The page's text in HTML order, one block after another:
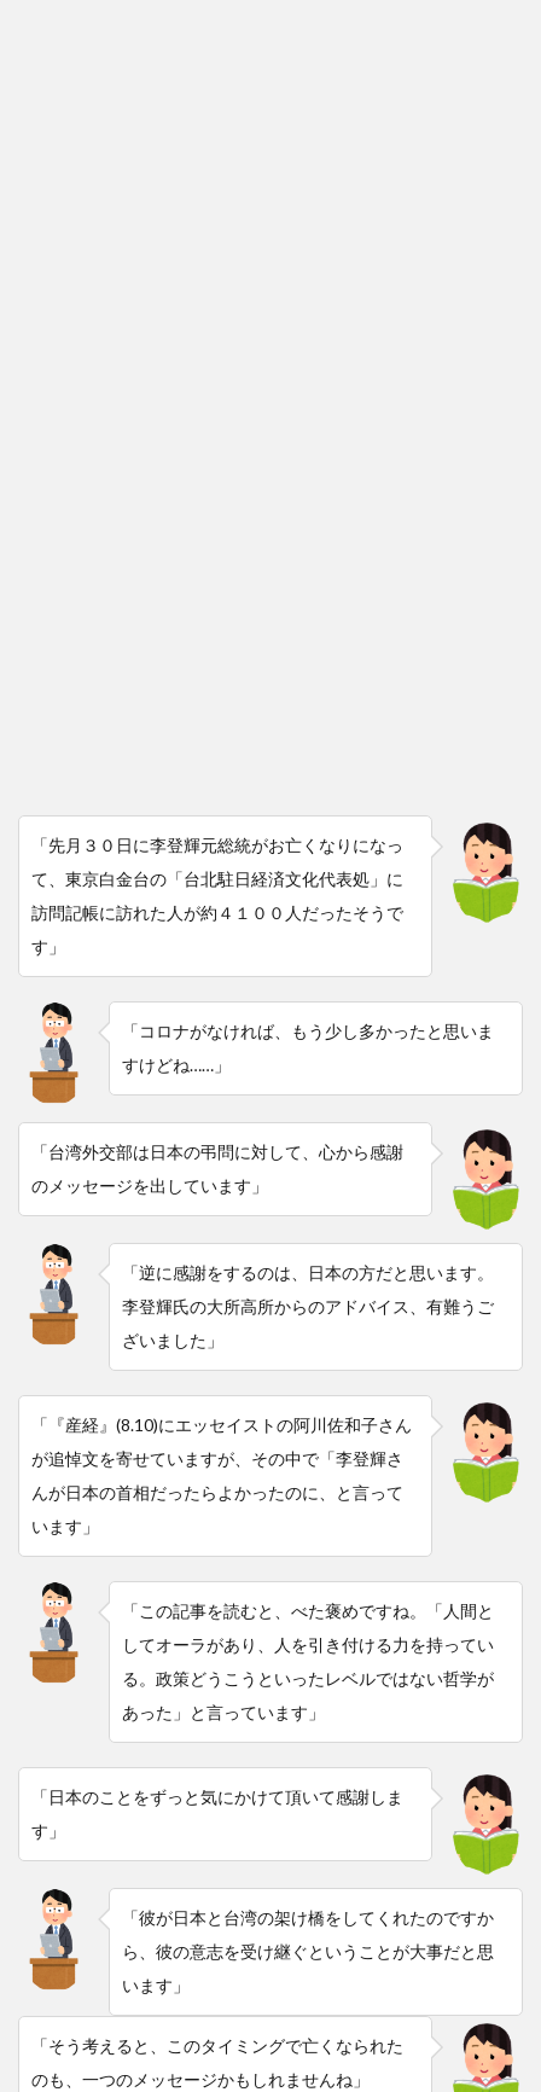
「先月３０日に李登輝元総統がお亡くなりになっ
て、東京白金台の「台北駐日経済文化代表処」に
訪問記帳に訪れた人が約４１００人だったそうで
す」
「コロナがなければ、もう少し多かったと思いま
すけどね……」
「台湾外交部は日本の弔問に対して、心から感謝
のメッセージを出しています」
「逆に感謝をするのは、日本の方だと思います。
李登輝氏の大所高所からのアドバイス、有難うご
ざいました」
「『産経』(8.10)にエッセイストの阿川佐和子さん
が追悼文を寄せていますが、その中で「李登輝さ
んが日本の首相だったらよかったのに、と言って
います」
「この記事を読むと、べた褒めですね。「人間と
してオーラがあり、人を引き付ける力を持ってい
る。政策どうこうといったレベルではない哲学が
あった」と言っています」
「日本のことをずっと気にかけて頂いて感謝しま
す」
「彼が日本と台湾の架け橋をしてくれたのですか
ら、彼の意志を受け継ぐということが大事だと思
います」
「そう考えると、このタイミングで亡くなられた
のも、一つのメッセージかもしれませんね」